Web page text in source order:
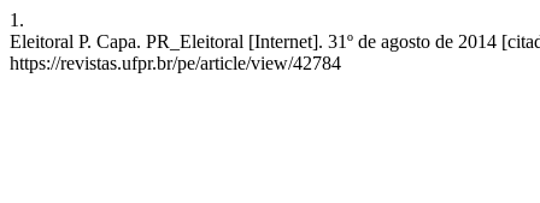
1.
Eleitoral P. Capa. PR_Eleitoral [Internet]. 31º de agosto de 2014
https://revistas.ufpr.br/pe/article/view/42784